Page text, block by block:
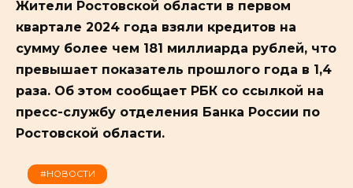
Жители Ростовской области в первом
квартале 2024 года взяли кредитов на
сумму более чем 181 миллиарда рублей, что
превышает показатель прошлого года в 1,4
раза. Об этом сообщает РБК со ссылкой на
пресс-службу отделения Банка России по
Ростовской области.
#НОВОСТИ